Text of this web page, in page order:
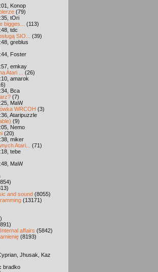
Konop
(79)
tOri
bigges...
(113)
tdc
SIO...
(39)
greblus
Foster
emkay
Atari ...
(26)
amarok
Bca
(7)
MaW
WRCOH (3)
Ataripuzzle
(9)
Nemo
(20)
miker
Atari...
(71)
tebe
MaW
and sound (8055)
(13171)
affairs (5842)
(8193)
Jhusak, Kaz
bradko